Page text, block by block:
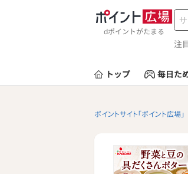
dポイントがたまる
注
トップ 毎日た
ポイントサイト「ポイント広場」